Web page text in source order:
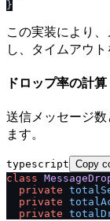
この実装により
し、タイムアウト
ドロップ率の計算
送信メッセージ
ます。
typescript Copy
class
private
private
private